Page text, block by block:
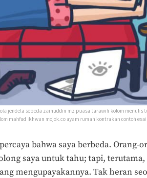
jendela sepeda zainuddin mz puasa tarawih kolom
mahfud ikhwan mojok.co ayam rumah kontrakan contoh
bahwa saya berbeda. Orang-
saya untuk tahu; tapi,
mengupayakannya. Tak heran